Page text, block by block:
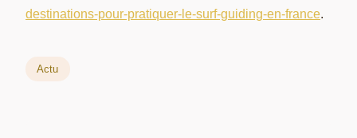
destinations-pour-pratiquer-le-surf-guiding-en-france.
Actu